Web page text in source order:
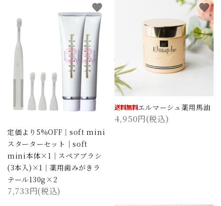
定価より5%OFF｜soft mini
スターターセット｜soft
mini本体×1｜スペアブラシ
(3本入)×1｜薬用歯みがきラ
テール130g×2
7,733円(税込)
favorite
エルマーシュ薬用馬油
4,950円(税込)
favorite